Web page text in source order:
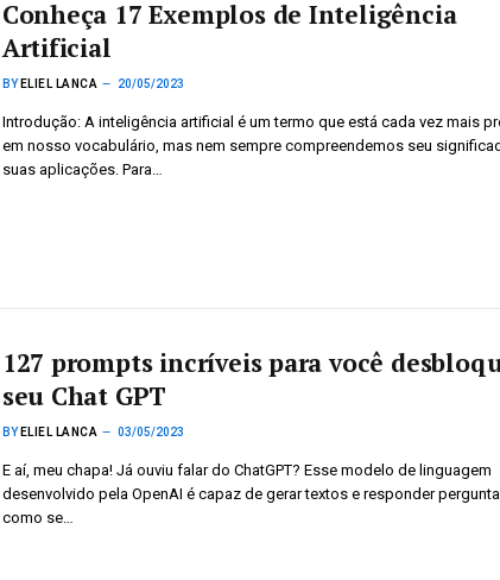
Conheça 17 Exemplos de Inteligência
Artificial
BY ELIEL LANCA 20/05/2023
Introdução: A inteligência artificial é um termo que está cada vez mais
em nosso vocabulário, mas nem sempre compreendemos seu
suas aplicações. Para…
127 prompts incríveis para você
seu Chat GPT
BY ELIEL LANCA 03/05/2023
E aí, meu chapa! Já ouviu falar do ChatGPT? Esse modelo de linguagem
desenvolvido pela OpenAI é capaz de gerar textos e responder
como se…